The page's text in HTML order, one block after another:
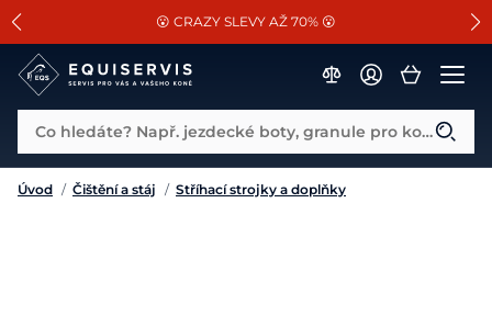
SLEVA 13% na vše od Cassini!
😮 CRAZY SLEVY AŽ 70% 😮
📐Pasování a doplňky k vybraným sedlům ZDARMA 🐴
Co hledáte? Např. jezdecké boty, granule pro koně...
Úvod / Čištění a stáj / Stříhací strojky a doplňky